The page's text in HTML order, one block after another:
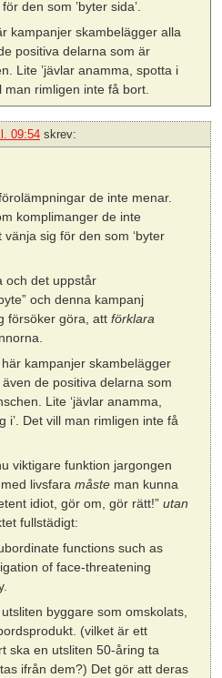
den som ’byter sida’.
kampanjer skambelägger alla
positiva delarna som är
Lite ’jävlar anamma, spotta i
man rimligen inte få bort.
09:54 skrev:
de inte menar.
komplimanger de inte
sig för den som ‘byter
och det uppstår
och denna kampanj
försöker göra, attförklara
kampanjer skambelägger
de positiva delarna som
Lite ‘jävlar anamma,
i’. Det vill man rimligen inte få
viktigare funktion jargongen
med livsfaramåste man kunna
idiot, gör om, gör rätt!”utan
fullstädigt:
functions such as
of face-threatening
byggare som omskolats,
(vilket är ett
ska en utsliten 50-åring ta
ifrån dem?) Det gör att deras